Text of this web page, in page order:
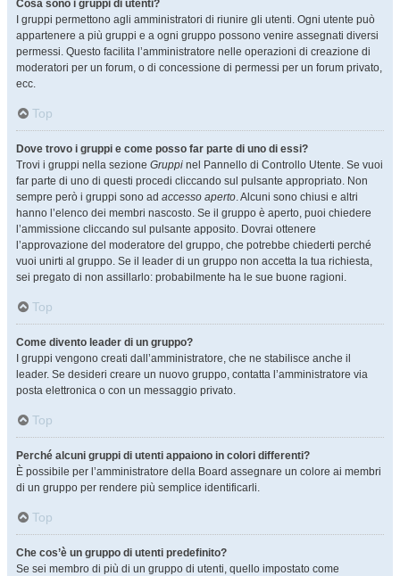
Cosa sono i gruppi di utenti?
I gruppi permettono agli amministratori di riunire gli utenti. Ogni utente può
appartenere a più gruppi e a ogni gruppo possono venire assegnati diversi
permessi. Questo facilita l’amministratore nelle operazioni di creazione di
moderatori per un forum, o di concessione di permessi per un forum privato,
ecc.
Top
Dove trovo i gruppi e come posso far parte di uno di essi?
Trovi i gruppi nella sezione Gruppi nel Pannello di Controllo Utente. Se vuoi
far parte di uno di questi procedi cliccando sul pulsante appropriato. Non
sempre però i gruppi sono ad accesso aperto. Alcuni sono chiusi e altri
hanno l’elenco dei membri nascosto. Se il gruppo è aperto, puoi chiedere
l’ammissione cliccando sul pulsante apposito. Dovrai ottenere
l’approvazione del moderatore del gruppo, che potrebbe chiederti perché
vuoi unirti al gruppo. Se il leader di un gruppo non accetta la tua richiesta,
sei pregato di non assillarlo: probabilmente ha le sue buone ragioni.
Top
Come divento leader di un gruppo?
I gruppi vengono creati dall’amministratore, che ne stabilisce anche il
leader. Se desideri creare un nuovo gruppo, contatta l’amministratore via
posta elettronica o con un messaggio privato.
Top
Perché alcuni gruppi di utenti appaiono in colori differenti?
È possibile per l’amministratore della Board assegnare un colore ai membri
di un gruppo per rendere più semplice identificarli.
Top
Che cos’è un gruppo di utenti predefinito?
Se sei membro di più di un gruppo di utenti, quello impostato come